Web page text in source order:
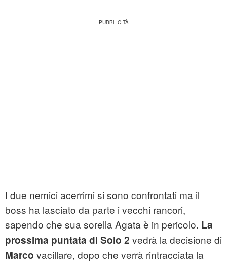
I due nemici acerrimi si sono confrontati ma il
boss ha lasciato da parte i vecchi rancori,
sapendo che sua sorella Agata è in pericolo. La
prossima puntata di Solo 2 vedrà la decisione di
Marco vacillare, dopo che verrà rintracciata la